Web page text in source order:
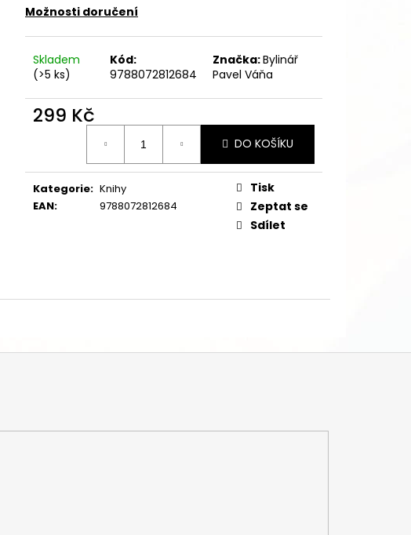
Možnosti doručení
Skladem
(>5 ks)
Kód:
9788072812684
Značka:Bylinář
Pavel Váňa
299 Kč
DO KOŠÍKU
Kategorie: Knihy
EAN: 9788072812684
Tisk
Zeptat se
Sdílet